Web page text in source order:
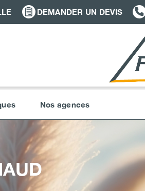
DEMANDER UN DEVIS
Nos agences